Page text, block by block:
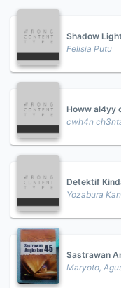
Shadow
Felisia Putu
Howw al4yy
cwh4n
Detektif
Yozabura
Sastrawan
Maryoto,